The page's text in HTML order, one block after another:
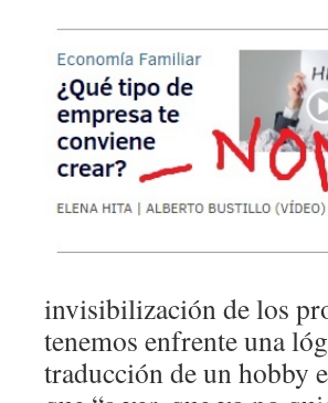
invisibilización de los
tenemos enfrente una
traducción de un hobby